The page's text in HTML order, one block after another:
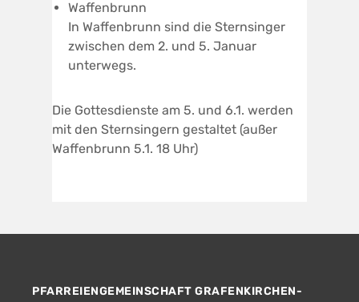
Waffenbrunn
In Waffenbrunn sind die Sternsinger
zwischen dem 2. und 5. Januar
unterwegs.
Die Gottesdienste am 5. und 6.1. werden
mit den Sternsingern gestaltet (außer
Waffenbrunn 5.1. 18 Uhr)
PFARREIENGEMEINSCHAFT GRAFENKIRCHEN-